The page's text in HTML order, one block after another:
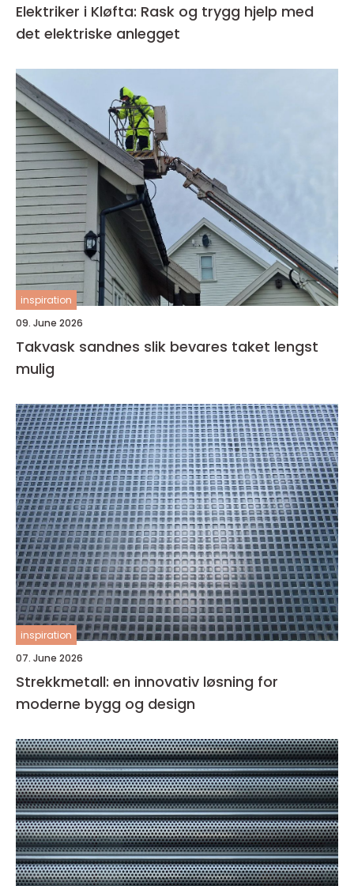
Elektriker i Kløfta: Rask og trygg hjelp med
det elektriske anlegget
inspiration
09. June 2026
Takvask sandnes slik bevares taket lengst
mulig
inspiration
07. June 2026
Strekkmetall: en innovativ løsning for
moderne bygg og design